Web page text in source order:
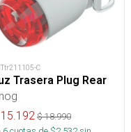
C
Trasera Plug Rear
15.192 $18.990